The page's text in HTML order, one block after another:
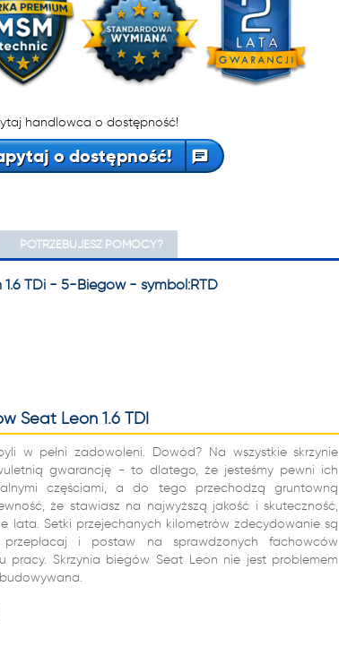
handlowca o dostępność!
o dostępność!
POTRZEBUJESZ POMOCY?
TDi - 5-Biegów - symbol:RTD
Seat Leon 1.6 TDI
w pełni zadowoleni. Dowód? Na wszystkie skrzynie
gwarancję - to dlatego, że jesteśmy pewni ich
częściami, a do tego przechodzą gruntowną
że stawiasz na najwyższą jakość i skuteczność,
lata. Setki przejechanych kilometrów zdecydowanie są
i postaw na sprawdzonych fachowców
Skrzynia biegów Seat Leon nie jest problemem